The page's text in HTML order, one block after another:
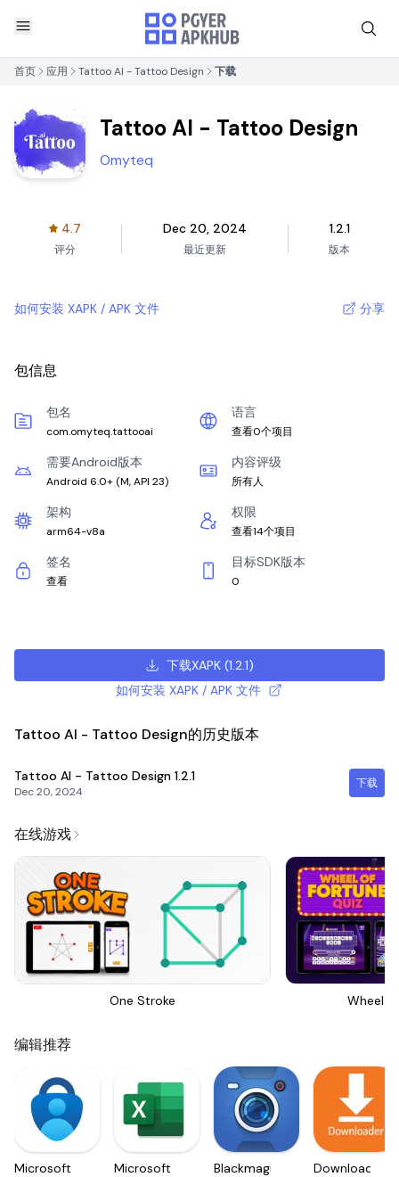
首页 应用 Tattoo AI - Tattoo Design 下载
Tattoo AI - Tattoo Design
Omyteq
4.7
评分
Dec 20, 2024
最近更新
1.2.1
版本
如何安装 XAPK / APK 文件 分享
包信息
包名
com.omyteq.tattooai
语言
查看0个项目
需要Android版本
Android 6.0+ (M, API 23)
内容评级
所有人
架构
arm64-v8a
权限
查看14个项目
签名
查看
目标SDK版本
0
下载XAPK(1.2.1)
如何安装 XAPK / APK 文件
Tattoo AI - Tattoo Design的历史版本
Tattoo AI - Tattoo Design 1.2.1
Dec 20, 2024
下载
在线游戏
One Stroke Wheel
编辑推荐
Microsoft
Microsoft
Blackmagic
Downloader